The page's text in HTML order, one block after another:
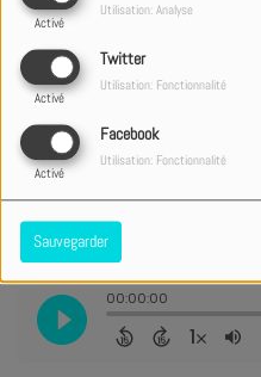
Activé
Utilisation: Analyse
Twitter
Activé
Utilisation: Fonctionnalité
Facebook
Activé
Utilisation: Fonctionnalité
Sauvegarder
"Quand ça vous arrive,
n’arrivais plus à dormir car
pendue."